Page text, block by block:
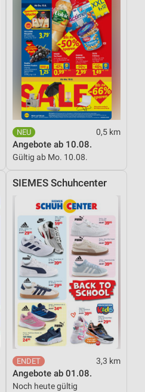
0,5 km
Angebote ab 10.08.
Gültig ab Mo. 10.08.
SIEMES Schuhcenter
3,3 km
Angebote ab 01.08.
Noch heute gültig